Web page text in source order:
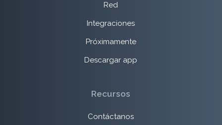
Red
Integraciones
Próximamente
Descargar app
Recursos
Contáctanos